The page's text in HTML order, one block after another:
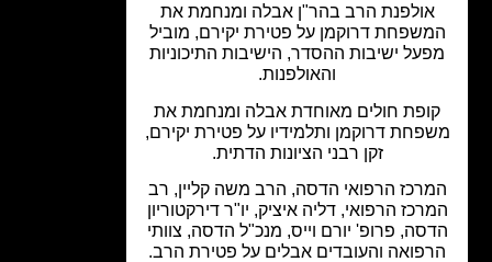
אולפנת הרב בהר"ן אבלה ומנחמת את
דרוקמן על פטירת יקירם, מוביל
ישיבות ההסדר, הישיבות התיכוניות
והאולפנות.
חולים מאוחדת אבלה ומנחמת את
דרוקמן ותלמידיו על פטירת יקירם,
זקן רבני הציונות הדתית.
הרפואי הדסה, הרב משה קליין, רב
הרפואי, דליה איציק, יו"ר דירקטוריון
פרופ' יורם וייס, מנכ"ל הדסה, צוותי
והעובדים אבלים על פטירת הרב.